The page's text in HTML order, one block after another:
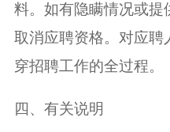
料。如有隐瞒情况或提
取消应聘资格。对应聘
穿招聘工作的全过程。
四、有关说明